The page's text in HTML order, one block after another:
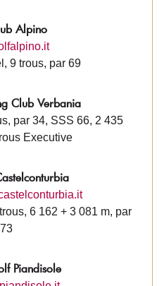
Alpino
9 trous, par 69
Club Verbania
par 34, SSS 66, 2 435
Executive
6 162 + 3 081 m, par
73
Piandisole